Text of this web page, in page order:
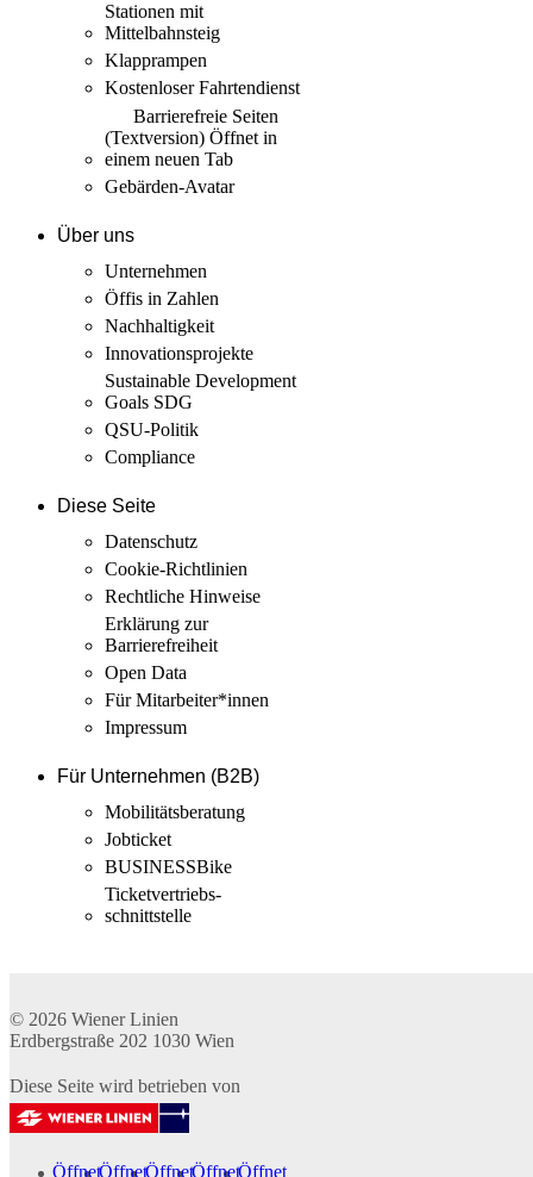
Stationen mit
Mittelbahnsteig
Klapprampen
Kostenloser Fahrtendienst
Barrierefreie Seiten
(Textversion) Öffnet in
einem neuen Tab
Gebärden-Avatar
Über uns
Unternehmen
Öffis in Zahlen
Nachhaltigkeit
Innovations­projekte
Sustainable Development
Goals SDG
QSU-Politik
Compliance
Diese Seite
Datenschutz
Cookie-Richtlinien
Rechtliche Hinweise
Erklärung zur
Barrierefreiheit
Open Data
Für Mitarbeiter­*innen
Impressum
Für Unternehmen (B2B)
Mobilitäts­beratung
Jobticket
BUSINESSBike
Ticketvertriebs­
schnittstelle
© 2026 Wiener Linien
Erdbergstraße 202 1030 Wien
Diese Seite wird betrieben von
ÖffnetÖffnetÖffnetÖffnetÖffnet